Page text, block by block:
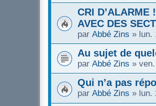
CRI D’ALARME
AVEC DES
par Abbé Zins » lun.
Au sujet de
par Abbé Zins »
Qui n’a pas
par Abbé Zins »